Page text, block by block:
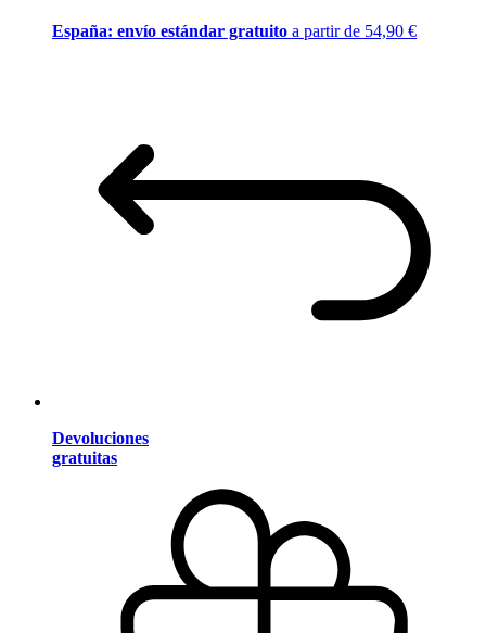
España: envío estándar gratuito a partir de 54,90 €
Devoluciones
gratuitas